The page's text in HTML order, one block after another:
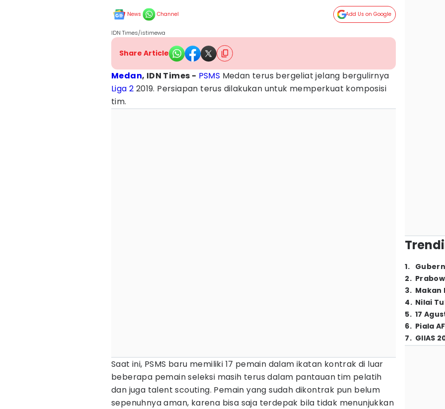
News Channel Add Us on Google
IDN Times/istimewa
Share Article
Medan, IDN Times - PSMS Medan terus bergeliat jelang bergulirnya
Liga 2 2019. Persiapan terus dilakukan untuk memperkuat komposisi
tim.
Saat ini, PSMS baru memiliki 17 pemain dalam ikatan kontrak di luar
beberapa pemain seleksi masih terus dalam pantauan tim pelatih
dan juga talent scouting. Pemain yang sudah dikontrak pun belum
sepenuhnya aman, karena bisa saja terdepak bila tidak menunjukkan
1.
2.
3. Makan
4. Nilai
5. 17
6. Piala
7. GIIAS